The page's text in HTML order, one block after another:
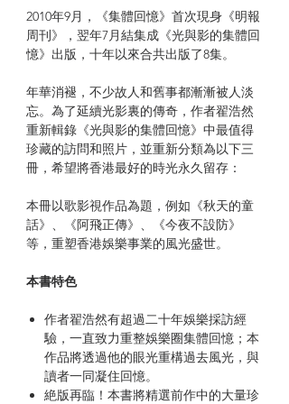
2010年9月，《集體回憶》首次現身《明報
周刊》，翌年7月結集成《光與影的集體回
憶》出版，十年以來合共出版了8集。
年華消褪，不少故人和舊事都漸漸被人淡
忘。為了延續光影裏的傳奇，作者翟浩然
重新輯錄《光與影的集體回憶》中最值得
珍藏的訪問和照片，並重新分類為以下三
冊，希望將香港最好的時光永久留存：
本冊以歌影視作品為題，例如《秋天的童
話》、《阿飛正傳》、《今夜不設防》
等，重塑香港娛樂事業的風光盛世。
本書特色
作者翟浩然有超過二十年娛樂採訪經
驗，一直致力重整娛樂圈集體回憶；本
作品將透過他的眼光重構過去風光，與
讀者一同凝住回憶。
絶版再臨！本書將精選前作中的大量珍